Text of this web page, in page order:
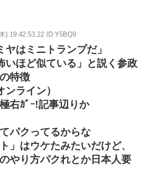
) 19:42:53.22 ID:Y5BQ9
はミニトランプだ」
いほど似ている」と説く参政
特徴
ライン）
右ｶﾞｰ!記事辺りか
パクってるからな
」はウケたみたいだけど、
やり方パクれとか日本人要